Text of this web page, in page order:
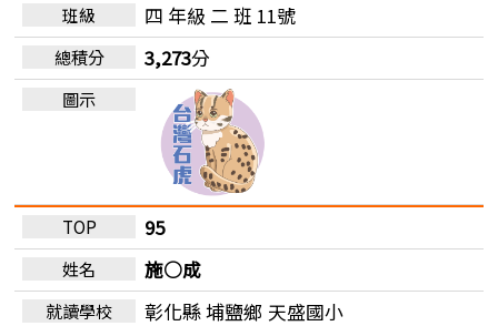
四 年級 二 班 11號
3,273分
95
施○成
彰化縣 埔鹽鄉 天盛國小